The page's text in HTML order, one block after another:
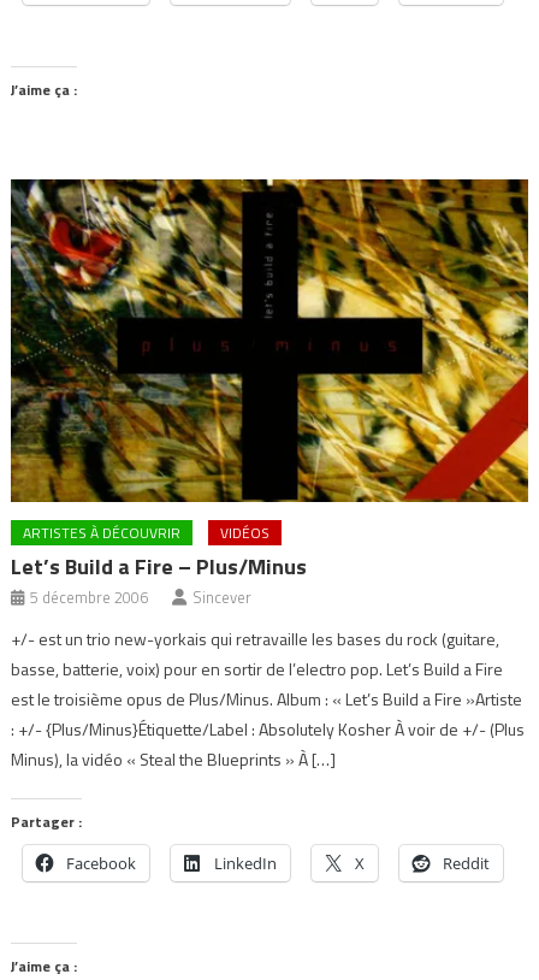
J’aime ça :
ARTISTES À DÉCOUVRIR VIDÉOS
Let’s Build a Fire – Plus/Minus
5 décembre 2006 Sincever
+/- est un trio new-yorkais qui retravaille les bases du rock (guitare,
basse, batterie, voix) pour en sortir de l’electro pop. Let’s Build a Fire
est le troisième opus de Plus/Minus. Album : « Let’s Build a Fire »Artiste
: +/- {Plus/Minus}Étiquette/Label : Absolutely Kosher À voir de +/- (Plus
Minus), la vidéo « Steal the Blueprints » À […]
Partager :
Facebook LinkedIn X Reddit
J’aime ça :